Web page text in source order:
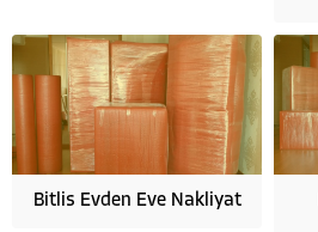
Bitlis Evden Eve Nakliyat